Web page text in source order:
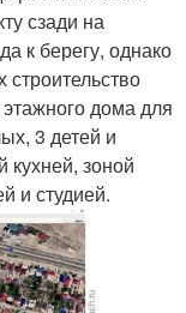
сзади на
к берегу, однако
дома для
3 детей и
кухней, зоной
и студией.